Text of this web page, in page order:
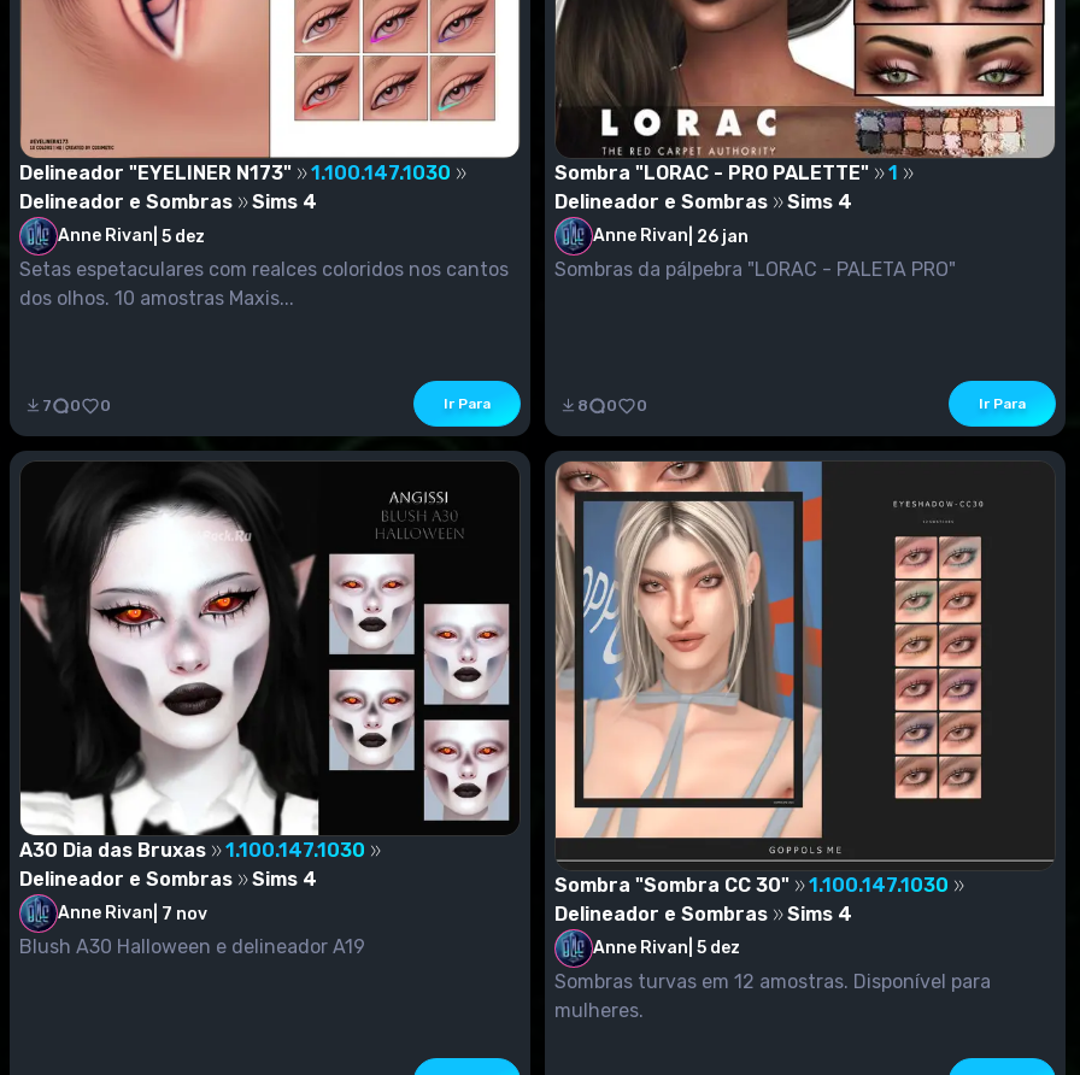
Delineador "EYELINER N173"
1.100.147.1030
Delineador e Sombras
Sims 4
Anne Rivan 5 dez
Setas espetaculares com realces coloridos nos cantos
dos olhos. 10 amostras Maxis...
7 0 0 Ir Para
Sombra "LORAC - PRO PALETTE"
1
Delineador e Sombras
Sims 4
Anne Rivan 26 jan
Sombras da pálpebra "LORAC - PALETA PRO"
8 0 0 Ir Para
A30 Dia das Bruxas
1.100.147.1030
Delineador e Sombras
Sims 4
Anne Rivan 7 nov
Blush A30 Halloween e delineador A19
Sombra "Sombra CC 30"
1.100.147.1030
Delineador e Sombras
Sims 4
Anne Rivan 5 dez
Sombras turvas em 12 amostras. Disponível para
mulheres.